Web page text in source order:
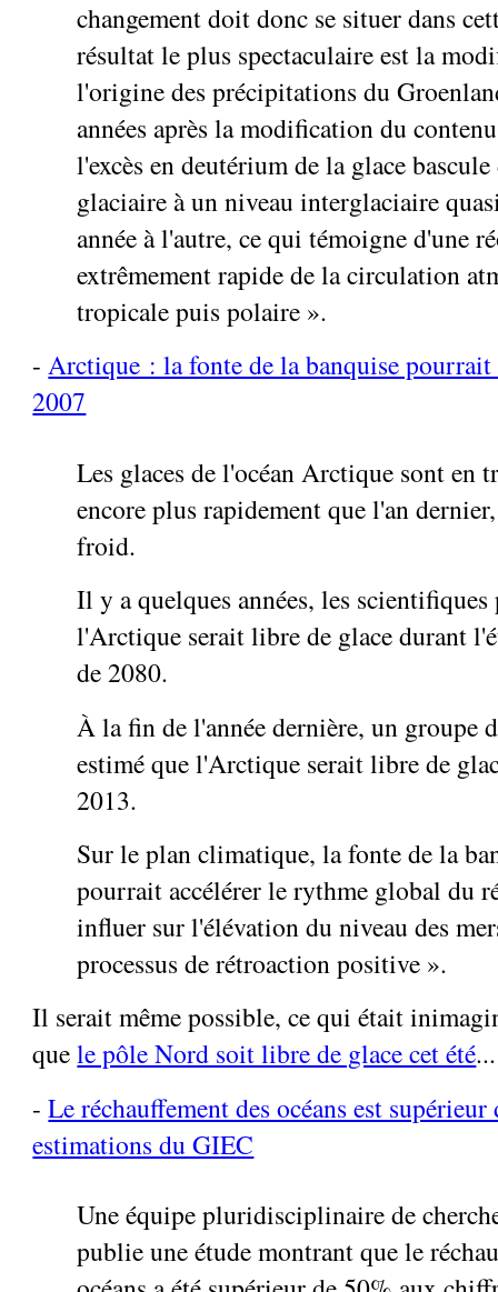
changement doit donc se situer dans
résultat le plus spectaculaire est la
l'origine des précipitations du
années après la modification du
l'excès en deutérium de la glace
glaciaire à un niveau interglaciaire
année à l'autre, ce qui témoigne d'une
extrêmement rapide de la circulation
tropicale puis polaire ».
-Arctique : la fonte de la banquise pourrait
2007
Les glaces de l'océan Arctique sont en
encore plus rapidement que l'an
froid.
Il y a quelques années, les
l'Arctique serait libre de glace durant
de 2080.
À la fin de l'année dernière, un groupe
estimé que l'Arctique serait libre de
2013.
Sur le plan climatique, la fonte de la
pourrait accélérer le rythme global du
influer sur l'élévation du niveau des
processus de rétroaction positive ».
Il serait même possible, ce qui était
quele pôle Nord soit libre de glace cet été...
-Le réchauffement des océans est
estimations du GIEC
Une équipe pluridisciplinaire de
publie une étude montrant que le